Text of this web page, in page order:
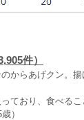
件）
からあげクン。
ており、食べる
）